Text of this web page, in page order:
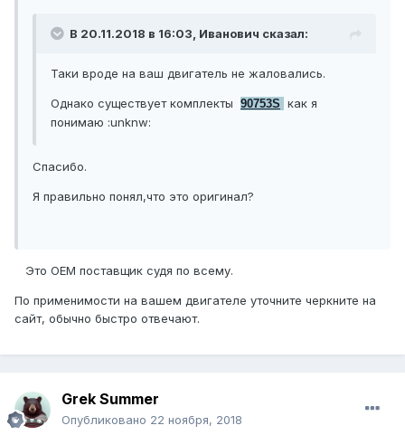
В 20.11.2018 в 16:03, Иванович сказал:
Таки вроде на ваш двигатель не жаловались.
Однако существует комплекты 90753S как я
понимаю :unknw:
Спасибо.
Я правильно понял,что это оригинал?
Это ОЕМ поставщик судя по всему.
По применимости на вашем двигателе уточните черкните на
сайт, обычно быстро отвечают.
Grek Summer
Опубликовано 22 ноября, 2018